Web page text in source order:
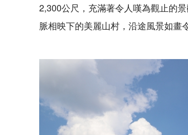
2,300公尺，充滿著令人嘆為觀止的
脈相映下的美麗山村，沿途風景如畫